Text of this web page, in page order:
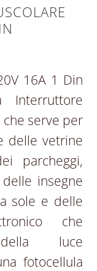
16A 1 Din
Interruttore
serve per
delle vetrine
parcheggi,
insegne
sole e delle
che
luce
fotocellula